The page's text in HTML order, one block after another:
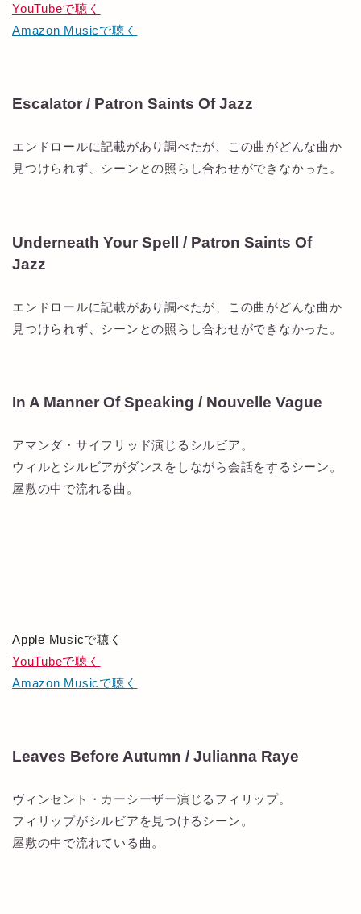
YouTubeで聴く
Amazon Musicで聴く
Escalator / Patron Saints Of Jazz
エンドロールに記載があり調べたが、この曲がどんな曲か
見つけられず、シーンとの照らし合わせができなかった。
Underneath Your Spell / Patron Saints Of
Jazz
エンドロールに記載があり調べたが、この曲がどんな曲か
見つけられず、シーンとの照らし合わせができなかった。
In A Manner Of Speaking / Nouvelle Vague
アマンダ・サイフリッド演じるシルビア。
ウィルとシルビアがダンスをしながら会話をするシーン。
屋敷の中で流れる曲。
Apple Musicで聴く
YouTubeで聴く
Amazon Musicで聴く
Leaves Before Autumn / Julianna Raye
ヴィンセント・カーシーザー演じるフィリップ。
フィリップがシルビアを見つけるシーン。
屋敷の中で流れている曲。